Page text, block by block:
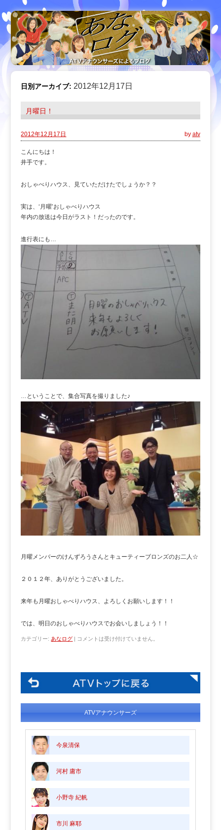
日別アーカイブ:2012年12月17日
月曜日！
2012年12月17日 by atv
こんにちは！
井手です。
おしゃべりハウス、見ていただけたでしょうか？？
実は、‘月曜’おしゃべりハウス
年内の放送は今日がラスト！だったのです。
進行表にも…
…ということで、集合写真を撮りました♪
月曜メンバーのけんずろうさんとキューティーブロンズのお二人☆
２０１２年、ありがとうございました。
来年も月曜おしゃべりハウス、よろしくお願いします！！
では、明日のおしゃべりハウスでお会いしましょう！！
カテゴリー: あなログ | コメントは受け付けていません。
ATVアナウンサーズ
今泉清保
河村 庸市
小野寺 紀帆
市川 麻耶